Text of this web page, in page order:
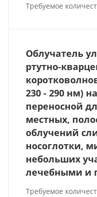
Требуемое
Облучатель
ртутно-
230 - 290 нм)
переносной
местных,
облучений
носоглотки,
небольших
лечебными и
Требуемое